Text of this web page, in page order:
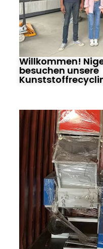
Willkommen!
besuchen unsere